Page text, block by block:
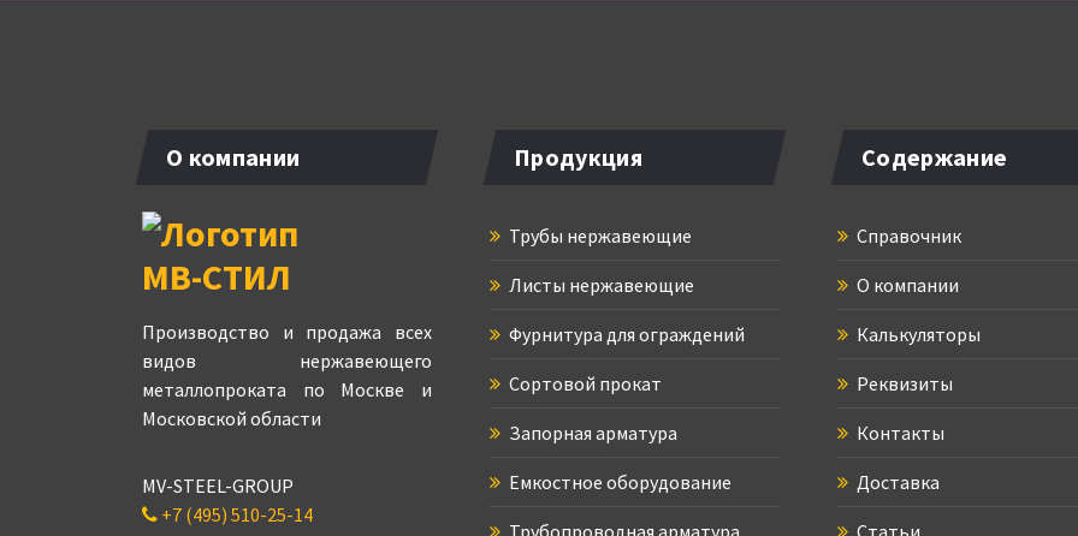
О компании
Производство и продажа всех
видов нержавеющего
металлопроката по Москве и
Московской области
MV-STEEL-GROUP
+7 (495) 510-25-14
Продукция
Трубы нержавеющие
Листы нержавеющие
Фурнитура для ограждений
Сортовой прокат
Запорная арматура
Емкостное оборудование
Трубопроводная арматура
Содержание
Справочник
О компании
Калькуляторы
Реквизиты
Контакты
Доставка
Статьи